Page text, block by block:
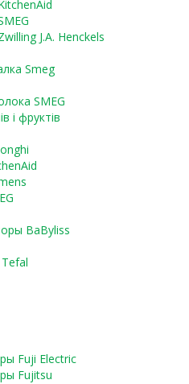
J.A. Henckels
Smeg
SMEG
і фруктів
BaByliss
Fuji Electric
Fujitsu